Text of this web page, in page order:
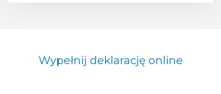
Wypełnij deklarację online